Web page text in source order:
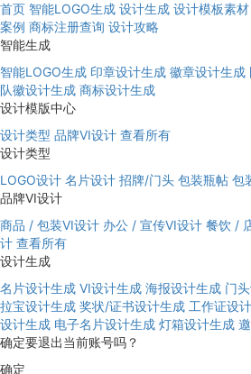
首页 智能LOGO生成 设计生成 设计模板素材
案例 商标注册查询 设计攻略
智能生成
智能LOGO生成 印章设计生成 徽章设计生成
队徽设计生成 商标设计生成
设计模版中心
设计类型 品牌VI设计 查看所有
设计类型
LOGO设计 名片设计 招牌/门头 包装瓶帖 包
品牌VI设计
商品 / 包装VI设计 办公 / 宣传VI设计 餐饮 /
计 查看所有
设计生成
名片设计生成 VI设计生成 海报设计生成 门
拉宝设计生成 奖状/证书设计生成 工作证设
设计生成 电子名片设计生成 灯箱设计生成
确定要退出当前账号吗？
确定